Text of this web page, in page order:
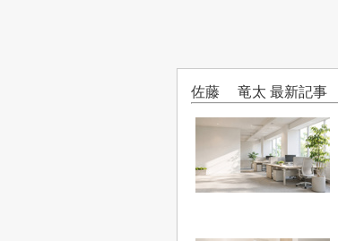
佐藤 竜太 最新記事